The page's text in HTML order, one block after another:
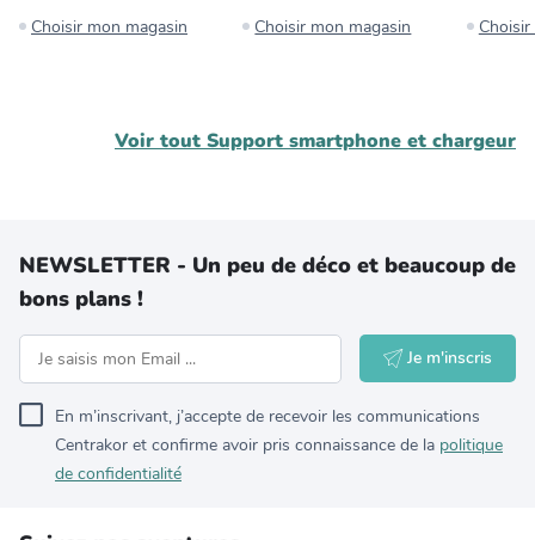
Choisir mon magasin Choisir mon magasin
Voir tout Support smartphone et chargeur
NEWSLETTER - Un peu de déco et beaucoup de
bons plans !
Je m'inscris
En m’inscrivant, j’accepte de recevoir les communications
Centrakor et confirme avoir pris connaissance de la politique
de confidentialité